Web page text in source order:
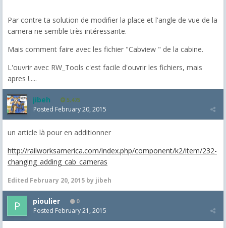
Par contre ta solution de modifier la place et l'angle de vue de la
camera ne semble très intéressante.
Mais comment faire avec les fichier "Cabview " de la cabine.
L'ouvrir avec RW_Tools c'est facile d'ouvrir les fichiers, mais
apres !.....
jibeh 5,475
Posted February 20, 2015
un article là pour en additionner
http://railworksamerica.com/index.php/component/k2/item/232-
changing_adding_cab_cameras
Edited February 20, 2015 by jibeh
pioulier 0
Posted February 21, 2015